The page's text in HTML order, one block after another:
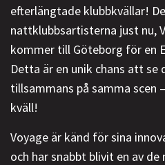
efterlängtade klubbkvällar!
nattklubbsartisterna just nu,
kommer till Göteborg för en
Detta är en unik chans att se
tillsammans på samma scen
kväll!
Voyage är känd för sina
och har snabbt blivit en av